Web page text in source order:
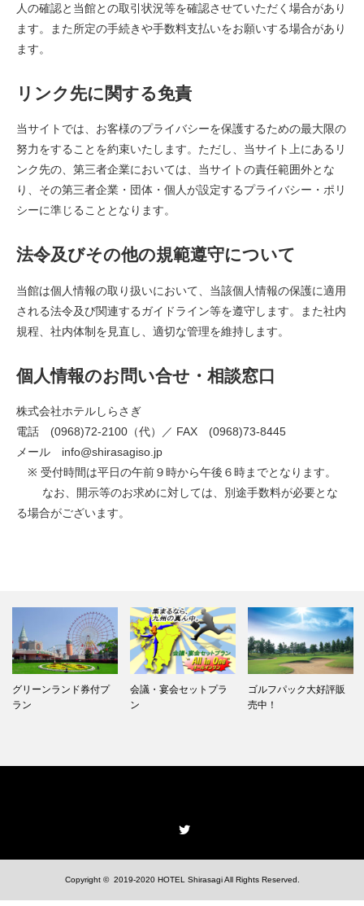
人の確認と当館との取引状況等を確認させていただく場合があり
ます。また所定の手続きや手数料支払いをお願いする場合があり
ます。
リンク先に関する免責
当サイトでは、お客様のプライバシーを保護するための最大限の
努力をすることを約束いたします。ただし、当サイト上にあるリ
ンク先の、第三者企業においては、当サイトの責任範囲外とな
り、その第三者企業・団体・個人が設定するプライバシー・ポリ
シーに準じることとなります。
法令及びその他の規範遵守について
当館は個人情報の取り扱いにおいて、当該個人情報の保護に適用
される法令及び関連するガイドライン等を遵守します。また社内
規程、社内体制を見直し、適切な管理を維持します。
個人情報のお問い合せ・相談窓口
株式会社ホテルしらさぎ
電話 (0968)72-2100（代）／ FAX (0968)73-8445
メール info@shirasagiso.jp
※ 受付時間は平日の午前９時から午後６時までとなります。
なお、開示等のお求めに対しては、別途手数料が必要とな
る場合がございます。
グリーンランド券付プ
ラン
会議・宴会セットプラ
ン
ゴルフパック大好評販
売中！
Copyright © 2019-2020 HOTEL ShirasagiAll Rights Reserved.